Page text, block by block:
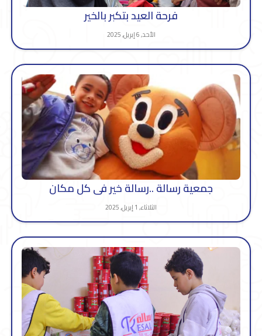
فرحة العيد بتكبر بالخير
الأحد, 6 إبريل, 2025
جمعية رسالة ..رسالة خير فى كل مكان
الثلاثاء, 1 إبريل, 2025